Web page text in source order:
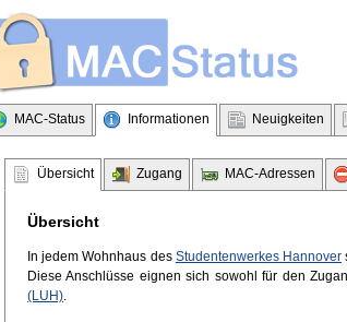
MAC-Status Informationen Neuigkeiten
Übersicht Zugang MAC-Adressen
Übersicht
In jedem Wohnhaus des Studentenwerkes Hannover
Diese Anschlüsse eignen sich sowohl für den
(LUH).